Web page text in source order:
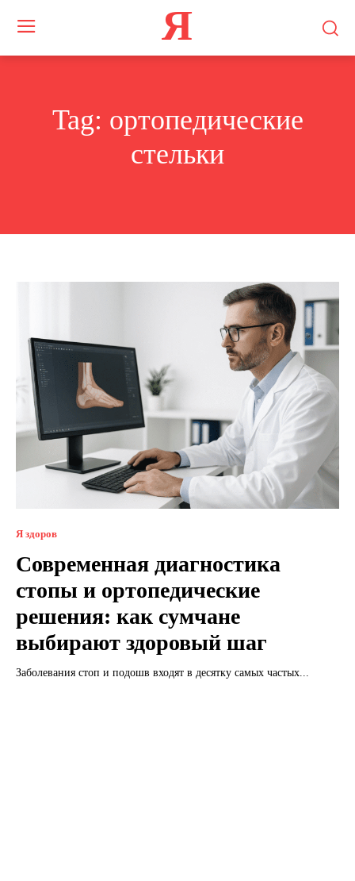
Я
Tag: ортопедические
стельки
Я здоров
Современная диагностика
стопы и ортопедические
решения: как сумчане
выбирают здоровый шаг
Заболевания стоп и подошв входят в десятку самых частых...